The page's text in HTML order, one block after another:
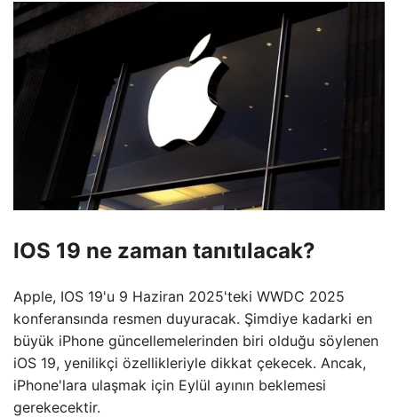
IOS 19 ne zaman tanıtılacak?
Apple, IOS 19'u 9 Haziran 2025'teki WWDC 2025
konferansında resmen duyuracak. Şimdiye kadarki en
büyük iPhone güncellemelerinden biri olduğu söylenen
iOS 19, yenilikçi özellikleriyle dikkat çekecek. Ancak,
iPhone'lara ulaşmak için Eylül ayının beklemesi
gerekecektir.